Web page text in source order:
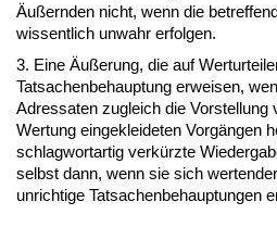
Äußernden nicht, wenn die
wissentlich unwahr erfolgen.
3. Eine Äußerung, die auf
Tatsachenbehauptung erweisen,
Adressaten zugleich die Vorstellung
Wertung eingekleideten Vorgängen
schlagwortartig verkürzte
selbst dann, wenn sie sich
unrichtige Tatsachenbehauptungen